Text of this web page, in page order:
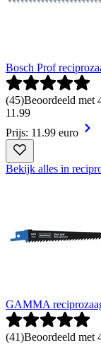
Bosch Prof
(45)Beoordeeld met
11 .99
Prijs: 11.99 euro
Bekijk alles in
GAMMA
(41)Beoordeeld met